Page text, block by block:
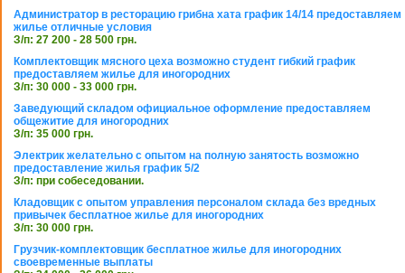
Администратор в ресторацию грибна хата график 14/14 предоставляем
жилье отличные условия
З/п: 27 200 - 28 500 грн.
Комплектовщик мясного цеха возможно студент гибкий график
предоставляем жилье для иногородних
З/п: 30 000 - 33 000 грн.
Заведующий складом официальное оформление предоставляем
общежитие для иногородних
З/п: 35 000 грн.
Электрик желательно с опытом на полную занятость возможно
предоставление жилья график 5/2
З/п: при собеседовании.
Кладовщик с опытом управления персоналом склада без вредных
привычек бесплатное жилье для иногородних
З/п: 30 000 грн.
Грузчик-комплектовщик бесплатное жилье для иногородних
своевременные выплаты